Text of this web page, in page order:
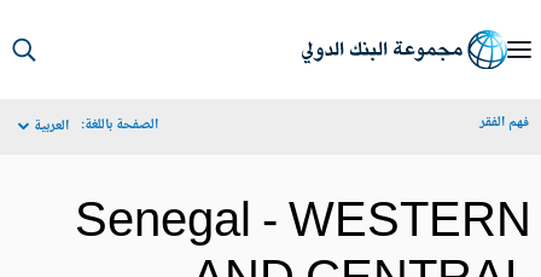
الفقر الصفحة باللغة: العربية
Senegal -